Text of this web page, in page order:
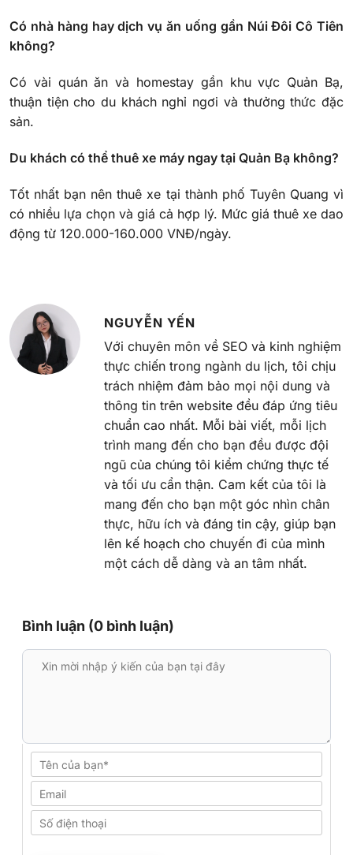
Có nhà hàng hay dịch vụ ăn uống gần Núi Đôi Cô Tiên
không?
Có vài quán ăn và homestay gần khu vực Quản Bạ,
thuận tiện cho du khách nghỉ ngơi và thưởng thức đặc
sản.
Du khách có thể thuê xe máy ngay tại Quản Bạ không?
Tốt nhất bạn nên thuê xe tại thành phố Tuyên Quang vì
có nhiều lựa chọn và giá cả hợp lý. Mức giá thuê xe dao
động từ 120.000-160.000 VNĐ/ngày.
NGUYỄN YẾN
Với chuyên môn về SEO và kinh nghiệm
thực chiến trong ngành du lịch, tôi chịu
trách nhiệm đảm bảo mọi nội dung và
thông tin trên website đều đáp ứng tiêu
chuẩn cao nhất. Mỗi bài viết, mỗi lịch
trình mang đến cho bạn đều được đội
ngũ của chúng tôi kiểm chứng thực tế
và tối ưu cẩn thận. Cam kết của tôi là
mang đến cho bạn một góc nhìn chân
thực, hữu ích và đáng tin cậy, giúp bạn
lên kế hoạch cho chuyến đi của mình
một cách dễ dàng và an tâm nhất.
Bình luận (0 bình luận)